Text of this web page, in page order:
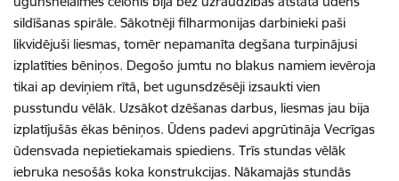
sildīšanas spirāle. Sākotnēji filharmonijas darbinieki paši
likvidējuši liesmas, tomēr nepamanīta degšana turpinājusi
izplatīties bēniņos. Degošo jumtu no blakus namiem ievēroja
tikai ap deviņiem rītā, bet ugunsdzēsēji izsaukti vien
pusstundu vēlāk. Uzsākot dzēšanas darbus, liesmas jau bija
izplatījušās ēkas bēniņos. Ūdens padevi apgrūtināja Vecrīgas
ūdensvada nepietiekamais spiediens. Trīs stundas vēlāk
iebruka nesošās koka konstrukcijas. Nākamajās stundās